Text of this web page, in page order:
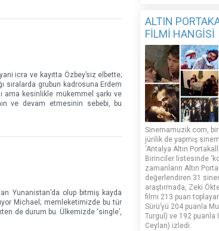
icra ve kayıtta Özbey’siz elbette;
sıralarda grubun kadrosuna Erdem
ama kesinlikle mükemmel şarkı ve
ve devam etmesinin sebebi, bu
Yunanistan’da olup bitmiş kayda
Michael; memleketimizde bu tür
de durum bu. Ülkemizde ‘single’,
ALTIN
FİLMİ HANGİSİ
Sinemamuzik.com, bir
jürilik de yapmış
‘Antalya Altın
Birinciler listesinde
zamanların Altın
değerlendiren 31
araştırmada, Zeki
filmi 213 puan
Sürü’yü 204 puanla
Turgul) ve 192 puanla
Ceylan) izledi.